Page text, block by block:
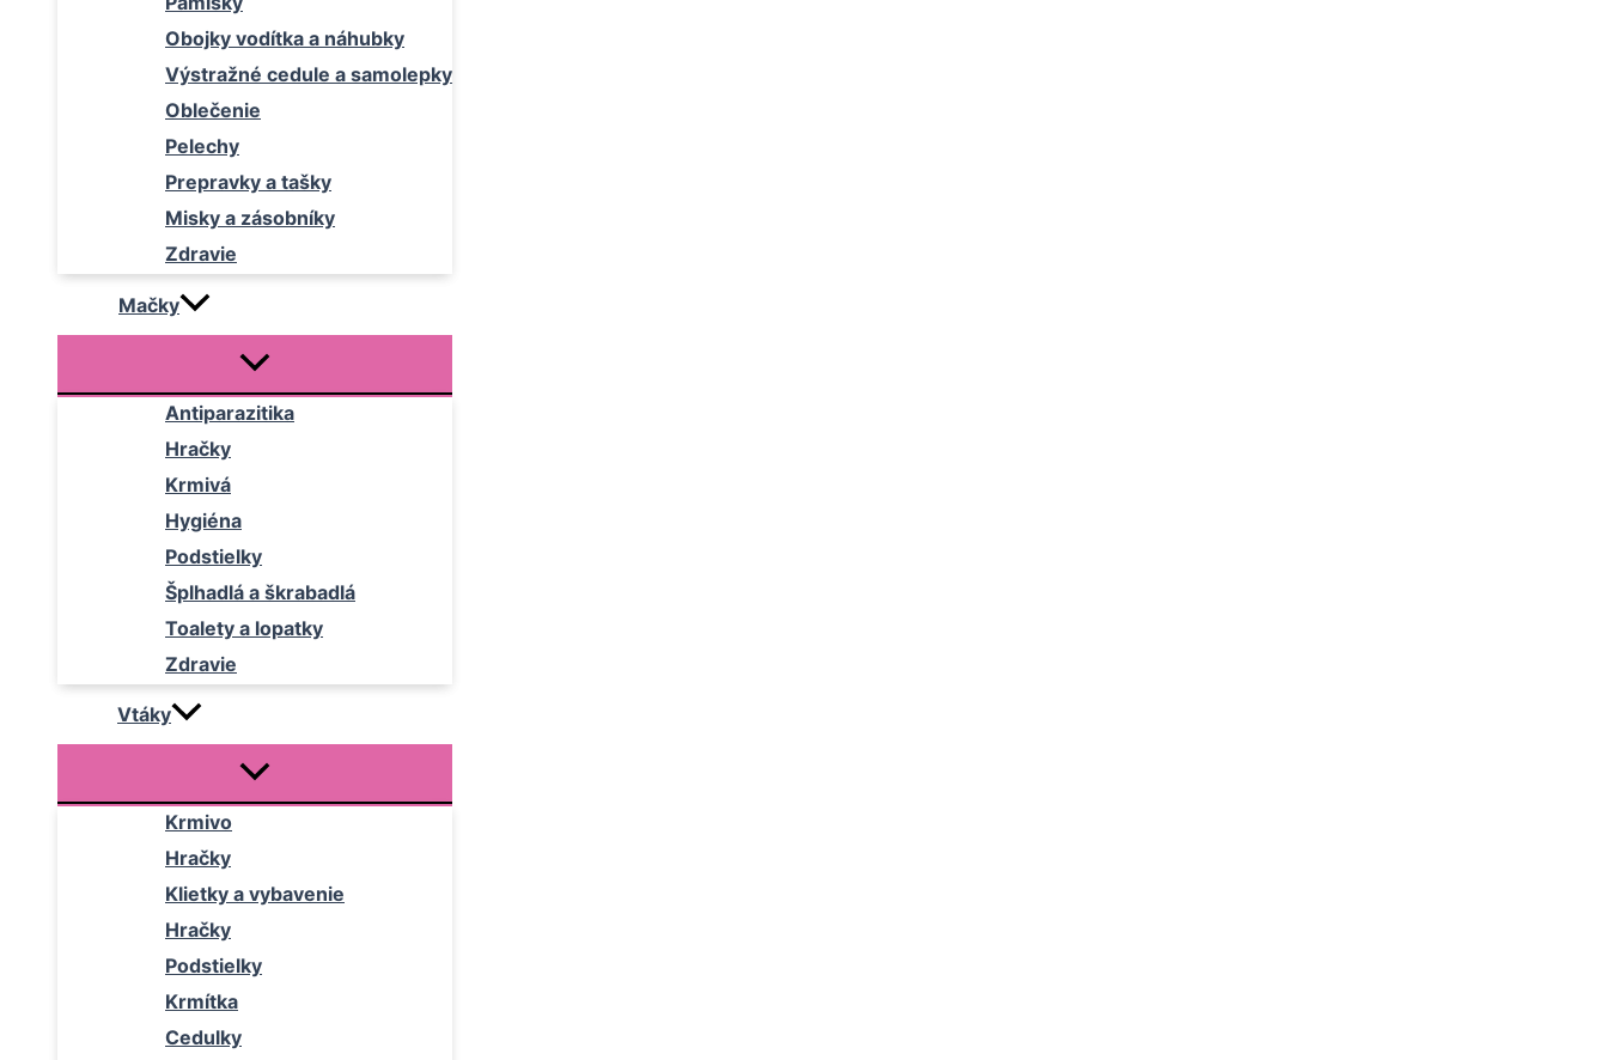
Obojky vodítka a náhubky
Výstražné cedule a samolepky
Oblečenie
Pelechy
Prepravky a tašky
Misky a zásobníky
Zdravie
Mačky
Antiparazitika
Hračky
Krmivá
Hygiéna
Podstielky
Šplhadlá a škrabadlá
Toalety a lopatky
Zdravie
Vtáky
Krmivo
Hračky
Klietky a vybavenie
Hračky
Podstielky
Krmítka
Cedulky